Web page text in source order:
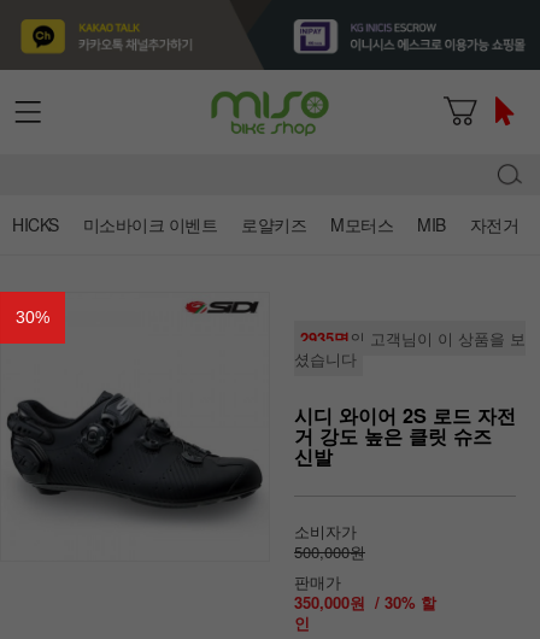
HICKS 미소바이크 이벤트 로얄키즈 M모터스 MIB 자전거
30%
2935명의 고객님이 이 상품을 보
셨습니다
시디 와이어 2S 로드 자전
거 강도 높은 클릿 슈즈
신발
소비자가
500,000원
판매가
350,000원 / 30% 할
인